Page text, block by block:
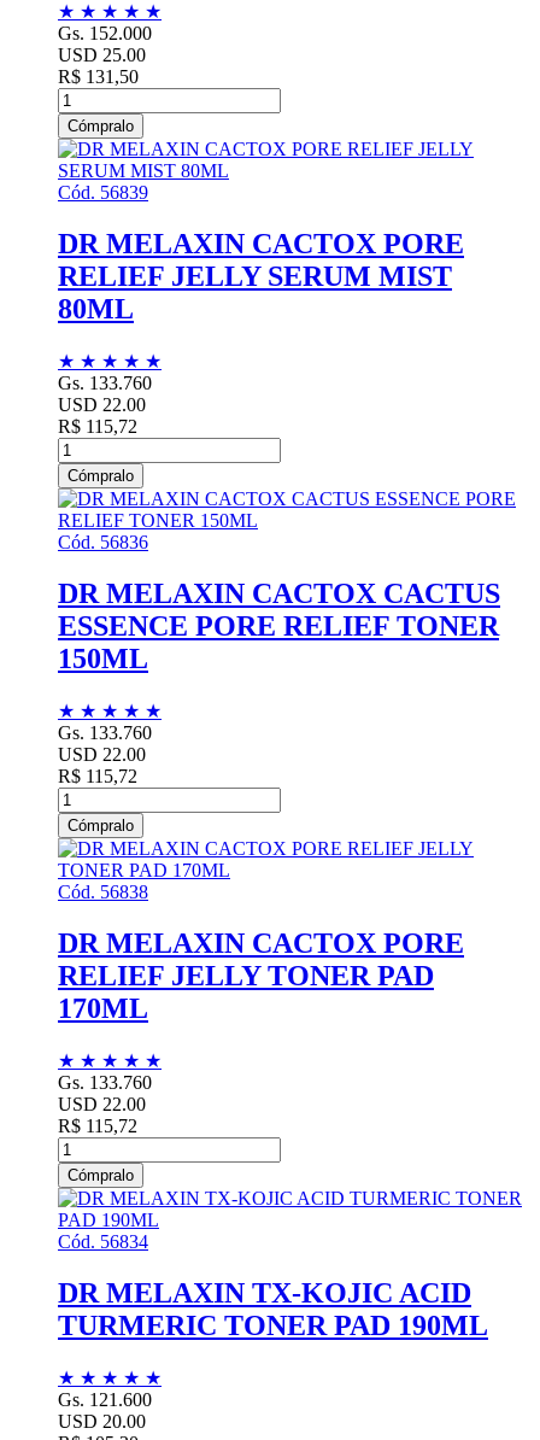
★ ★ ★ ★ ★
Gs. 152.000
USD 25.00
R$ 131,50
Cómpralo
Cód. 56839
DR MELAXIN CACTOX PORE
RELIEF JELLY SERUM MIST
80ML
★ ★ ★ ★ ★
Gs. 133.760
USD 22.00
R$ 115,72
Cómpralo
Cód. 56836
DR MELAXIN CACTOX CACTUS
ESSENCE PORE RELIEF TONER
150ML
★ ★ ★ ★ ★
Gs. 133.760
USD 22.00
R$ 115,72
Cómpralo
Cód. 56838
DR MELAXIN CACTOX PORE
RELIEF JELLY TONER PAD
170ML
★ ★ ★ ★ ★
Gs. 133.760
USD 22.00
R$ 115,72
Cómpralo
Cód. 56834
DR MELAXIN TX-KOJIC ACID
TURMERIC TONER PAD 190ML
★ ★ ★ ★ ★
Gs. 121.600
USD 20.00